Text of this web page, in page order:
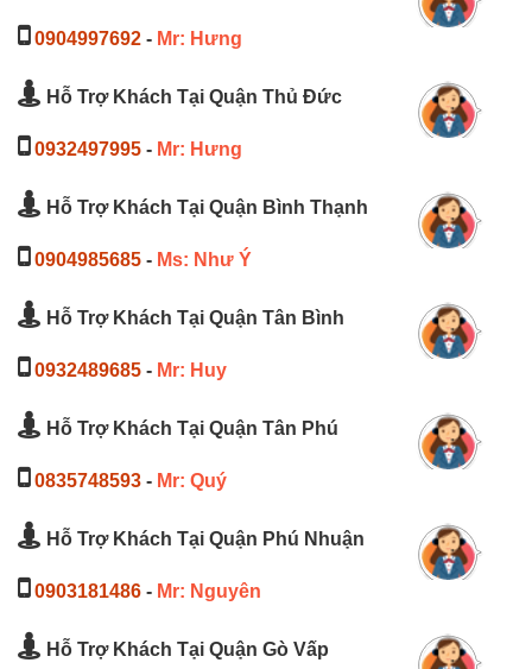
0904997692 - Mr: Hưng
Hỗ Trợ Khách Tại Quận Thủ Đức
0932497995 - Mr: Hưng
Hỗ Trợ Khách Tại Quận Bình Thạnh
0904985685 - Ms: Như Ý
Hỗ Trợ Khách Tại Quận Tân Bình
0932489685 - Mr: Huy
Hỗ Trợ Khách Tại Quận Tân Phú
0835748593 - Mr: Quý
Hỗ Trợ Khách Tại Quận Phú Nhuận
0903181486 - Mr: Nguyên
Hỗ Trợ Khách Tại Quận Gò Vấp